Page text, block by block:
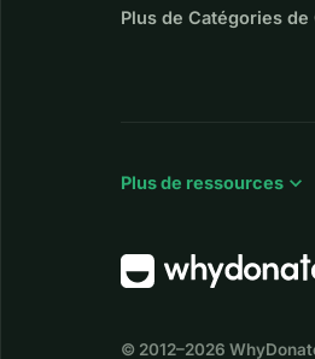
Plus de Catégories de
Plus de ressources expand_more
© 2012–2026